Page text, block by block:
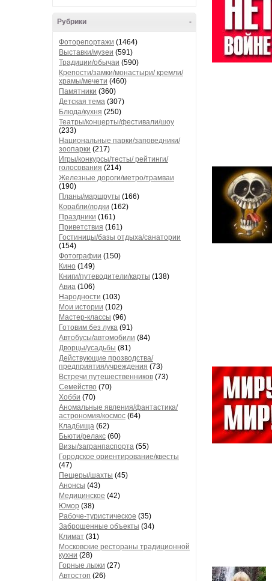
-
Рубрики
Фоторепортажи (1464)
Выставки/музеи (591)
Традиции/обычаи (590)
Крепости/замки/монастыри/ кремли/
храмы/мечети (460)
Памятники (360)
Детская тема (307)
Блюда/кухня (250)
Театры/концерты/фестивали/шоу
(233)
Национальные парки/заповедники/
зоопарки (217)
Игры/конкурсы/тесты/ рейтинги/
голосования (214)
Железные дороги/метро/трамваи
(190)
Планы/маршруты (166)
Корабли/лодки (162)
Праздники (161)
Приветствия (161)
Гостиницы/базы отдыха/санатории
(154)
Фотографии (150)
Кино (149)
Книги/путеводители/карты (138)
Авиа (106)
Народности (103)
Мои истории (102)
Мастер-классы (96)
Готовим без лука (91)
Автобусы/автомобили (84)
Дворцы/усадьбы (81)
Действующие прозводства/
предприятия/учреждения (73)
Встречи путешественников (73)
Семейство (70)
Хобби (70)
Аномальные явления/фантастика/
астрономия/космос (64)
Кладбища (62)
Бьюти/релакс (60)
Визы/загранпаспорта (55)
Городское ориентирование/квесты
(47)
Пещеры/шахты (45)
Анонсы (43)
Медицинское (42)
Юмор (38)
Рабоче-туристическое (35)
Заброшенные объекты (34)
Климат (31)
Московские рестораны традиционной
кухни (28)
Горные лыжи (27)
Автостоп (26)